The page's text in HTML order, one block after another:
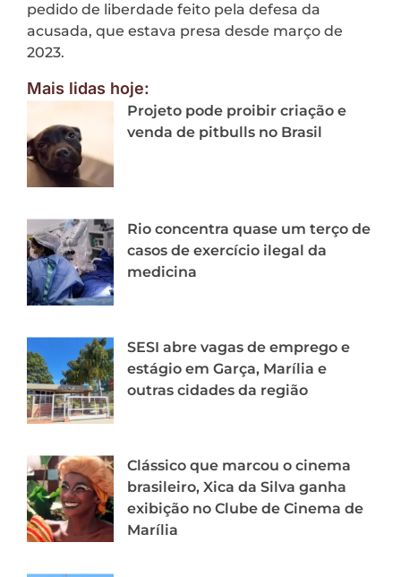
pedido de liberdade feito pela defesa da
acusada, que estava presa desde março de
2023.
Mais lidas hoje:
Projeto pode proibir criação e
venda de pitbulls no Brasil
Rio concentra quase um terço de
casos de exercício ilegal da
medicina
SESI abre vagas de emprego e
estágio em Garça, Marília e
outras cidades da região
Clássico que marcou o cinema
brasileiro, Xica da Silva ganha
exibição no Clube de Cinema de
Marília